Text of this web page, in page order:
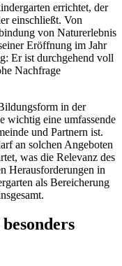
errichtet, der
einschließt. Von
von Naturerlebnis
Eröffnung im Jahr
Er ist durchgehend voll
Nachfrage
in der
wichtig eine umfassende
und Partnern ist.
an solchen Angeboten
was die Relevanz des
Herausforderungen in
als Bereicherung